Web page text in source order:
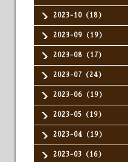
2023-10（18）
2023-09（19）
2023-08（17）
2023-07（24）
2023-06（19）
2023-05（19）
2023-04（19）
2023-03（16）